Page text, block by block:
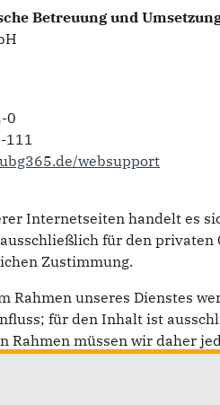
Betreuung und
0
111
websupport
Internetseiten handelt es
für den
Zustimmung.
Rahmen unseres Dienstes
für den Inhalt ist
Rahmen müssen wir daher